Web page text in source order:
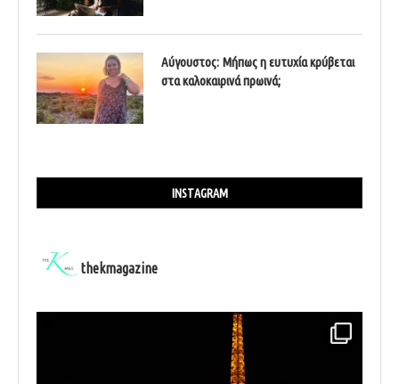
Αύγουστος: Μήπως η ευτυχία κρύβεται
στα καλοκαιρινά πρωινά;
INSTAGRAM
thekmagazine